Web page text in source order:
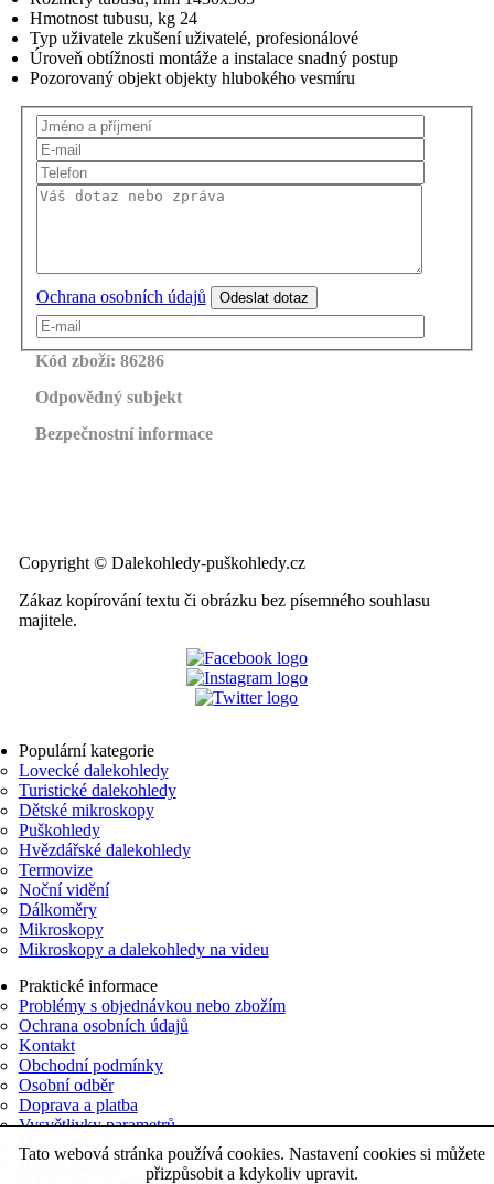
Hmotnost tubusu, kg 24
Typ uživatele zkušení uživatelé, profesionálové
Úroveň obtížnosti montáže a instalace snadný postup
Pozorovaný objekt objekty hlubokého vesmíru
Ochrana osobních údajů Odeslat dotaz
Kód zboží: 86286
Odpovědný subjekt
Bezpečnostní informace
Copyright © Dalekohledy-puškohledy.cz
Zákaz kopírování textu či obrázku bez písemného souhlasu
majitele.
Populární kategorie
Lovecké dalekohledy
Turistické dalekohledy
Dětské mikroskopy
Puškohledy
Hvězdářské dalekohledy
Termovize
Noční vidění
Dálkoměry
Mikroskopy
Mikroskopy a dalekohledy na videu
Praktické informace
Problémy s objednávkou nebo zbožím
Ochrana osobních údajů
Kontakt
Obchodní podmínky
Osobní odběr
Doprava a platba
Vysvětlivky parametrů
Mapa stránek
Řešení odpadů
Tato webová stránka používá cookies. Nastavení cookies si můžete
přizpůsobit a kdykoliv upravit.